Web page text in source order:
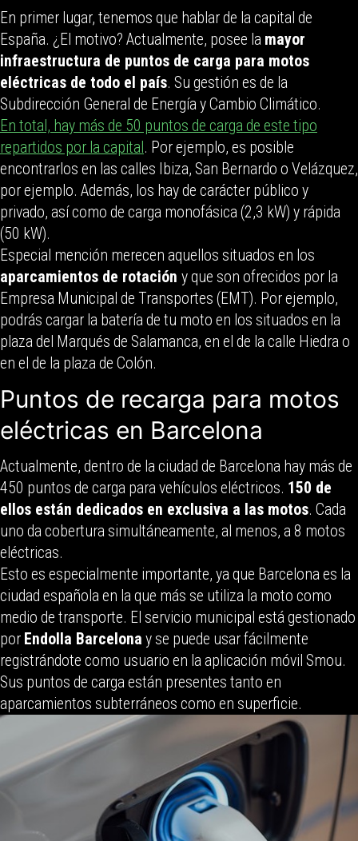
En primer lugar, tenemos que hablar de la capital de
España. ¿El motivo? Actualmente, posee la mayor
infraestructura de puntos de carga para motos
eléctricas de todo el país. Su gestión es de la
Subdirección General de Energía y Cambio Climático.
En total, hay más de 50 puntos de carga de este tipo
repartidos por la capital . Por ejemplo, es posible
encontrarlos en las calles Ibiza, San Bernardo o Velázquez,
por ejemplo. Además, los hay de carácter público y
privado, así como de carga monofásica (2,3 kW) y rápida
(50 kW).
Especial mención merecen aquellos situados en los
aparcamientos de rotación y que son ofrecidos por la
Empresa Municipal de Transportes (EMT). Por ejemplo,
podrás cargar la batería de tu moto en los situados en la
plaza del Marqués de Salamanca, en el de la calle Hiedra o
en el de la plaza de Colón.
Puntos de recarga para motos
eléctricas en Barcelona
Actualmente, dentro de la ciudad de Barcelona hay más de
450 puntos de carga para vehículos eléctricos. 150 de
ellos están dedicados en exclusiva a las motos. Cada
uno da cobertura simultáneamente, al menos, a 8 motos
eléctricas.
Esto es especialmente importante, ya que Barcelona es la
ciudad española en la que más se utiliza la moto como
medio de transporte. El servicio municipal está gestionado
por Endolla Barcelona y se puede usar fácilmente
registrándote como usuario en la aplicación móvil Smou.
Sus puntos de carga están presentes tanto en
aparcamientos subterráneos como en superficie.